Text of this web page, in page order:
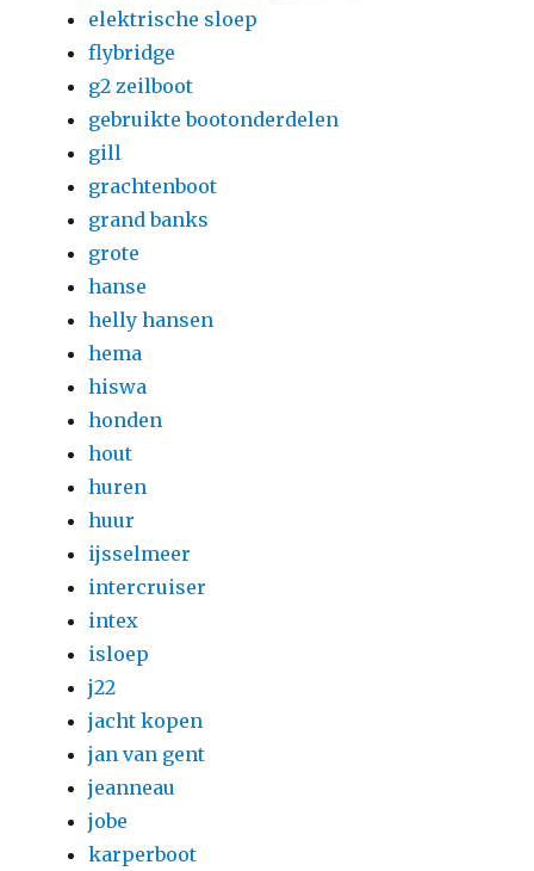
elektrische sloep
flybridge
g2 zeilboot
gebruikte bootonderdelen
gill
grachtenboot
grand banks
grote
hanse
helly hansen
hema
hiswa
honden
hout
huren
huur
ijsselmeer
intercruiser
intex
isloep
j22
jacht kopen
jan van gent
jeanneau
jobe
karperboot